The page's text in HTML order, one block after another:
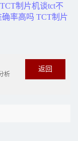
TCT制片机谈tct不
率高吗 TCT制片
析
返回